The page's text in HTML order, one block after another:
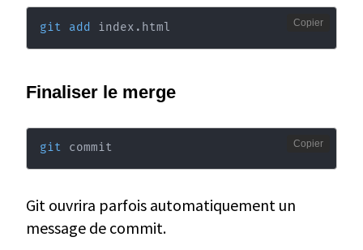
git add index.html Copier
Finaliser le merge
git commit Copier
Git ouvrira parfois automatiquement un
message de commit.